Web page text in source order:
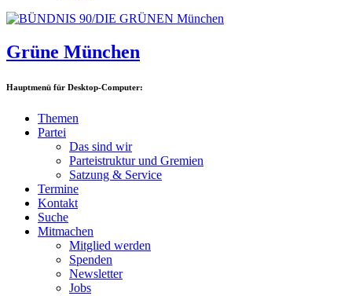
Grüne München
Hauptmenü für Desktop-Computer:
Themen
Partei
Das sind wir
Parteistruktur und Gremien
Satzung & Service
Termine
Kontakt
Suche
Mitmachen
Mitglied werden
Spenden
Newsletter
Jobs